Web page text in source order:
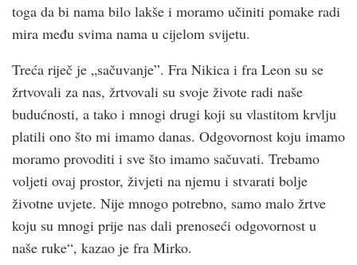
toga da bi nama bilo lakše i moramo učiniti pomake radi
mira među svima nama u cijelom svijetu.
Treća riječ je „sačuvanje”. Fra Nikica i fra Leon su se
žrtvovali za nas, žrtvovali su svoje živote radi naše
budućnosti, a tako i mnogi drugi koji su vlastitom krvlju
platili ono što mi imamo danas. Odgovornost koju imamo
moramo provoditi i sve što imamo sačuvati. Trebamo
voljeti ovaj prostor, živjeti na njemu i stvarati bolje
životne uvjete. Nije mnogo potrebno, samo malo žrtve
koju su mnogi prije nas dali prenoseći odgovornost u
naše ruke“, kazao je fra Mirko.